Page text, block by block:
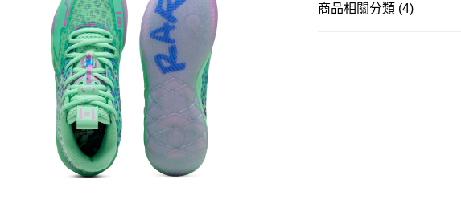
商品相關分類 (4)